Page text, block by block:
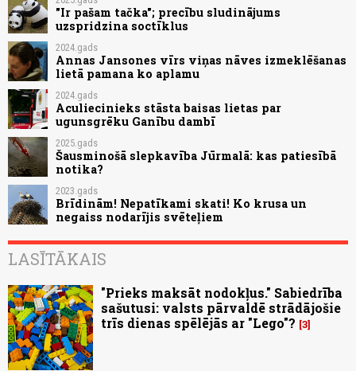
"Ir pašam tačka"; precību sludinājums
uzspridzina soctīklus
2024.gads
Annas Jansones vīrs viņas nāves izmeklēšanas
lietā pamana ko aplamu
2024.gads
Aculiecinieks stāsta baisas lietas par
ugunsgrēku Ganību dambī
2025.gads
Šausminošā slepkavība Jūrmalā: kas patiesībā
notika?
2023.gads
Brīdinām! Nepatīkami skati! Ko krusa un
negaiss nodarījis svēteļiem
LASĪTĀKAIS
"Prieks maksāt nodokļus." Sabiedrība
sašutusi: valsts pārvaldē strādājošie
trīs dienas spēlējās ar "Lego"? 3